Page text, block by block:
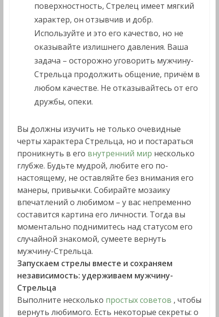
поверхностность, Стрелец имеет мягкий
характер, он отзывчив и добр.
Используйте и это его качество, но не
оказывайте излишнего давления. Ваша
задача – осторожно уговорить мужчину-
Стрельца продолжить общение, причём в
любом качестве. Не отказывайтесь от его
дружбы, опеки.
Вы должны изучить не только очевидные
черты характера Стрельца, но и постараться
проникнуть в его внутренний мир несколько
глубже. Будьте мудрой, любите его по-
настоящему, не оставляйте без внимания его
манеры, привычки. Собирайте мозаику
впечатлений о любимом – у вас непременно
составится картина его личности. Тогда вы
моментально поднимитесь над статусом его
случайной знакомой, сумеете вернуть
мужчину-Стрельца.
Запускаем стрелы вместе и сохраняем
независимость: удерживаем мужчину-
Стрельца
Выполните несколько простых советов , чтобы
вернуть любимого. Есть некоторые секреты: о